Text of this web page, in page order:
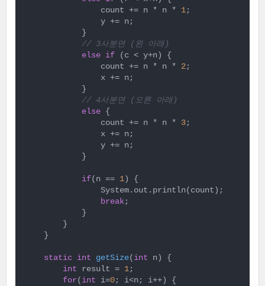
                count += n * n *
1 ;
                y += n;
            }
// 3사분면 (왼 아래)
else if (c < y+n) {
                count += n * n *
2 ;
                x += n;
            }
// 4사분면 (오른 아래)
else {
                count += n * n *
3 ;
                x += n;
                y += n;
            }
if(n == 1) {
                System.out.println(count);
break ;
            }
        }
    }
static int getSize( int n)
{
int result = 1 ;
for ( int i=0 ; i<n; i++) {